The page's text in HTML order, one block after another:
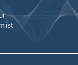
ist